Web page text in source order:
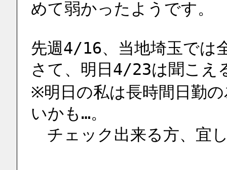
めて弱かったようです。
先週4/16、当地埼玉では
さて、明日4/23は聞こえ
※明日の私は長時間日勤
いかも…。
チェック出来る方、宜